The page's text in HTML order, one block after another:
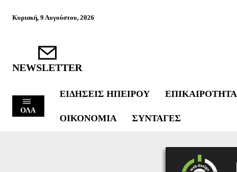
Κυριακή, 9 Αυγούστου, 2026
NEWSLETTER
ΟΛΑ
ΕΙΔΉΣΕΙΣ ΗΠΕΊΡΟΥ ΕΠΙΚΑΙΡΌΤΗΤΑ
ΟΙΚΟΝΟΜΊΑ ΣΥΝΤΑΓΈΣ